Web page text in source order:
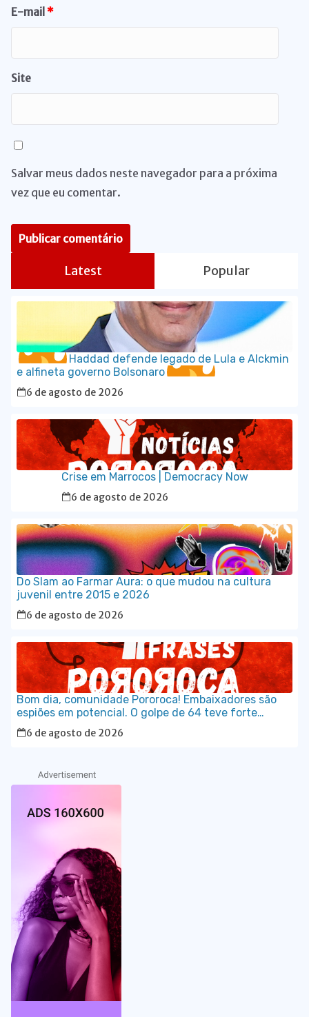
E-mail*
Site
Salvar meus dados neste navegador para a próxima
vez que eu comentar.
Latest Popular
Haddad defende legado de Lula e Alckmin
e alfineta governo Bolsonaro
6 de agosto de 2026
Crise em Marrocos | Democracy Now
6 de agosto de 2026
Do Slam ao Farmar Aura: o que mudou na cultura
juvenil entre 2015 e 2026
6 de agosto de 2026
Bom dia, comunidade Pororoca! Embaixadores são
espiões em potencial. O golpe de 64 teve forte
participação da embaixada estadunidense; o
governo está certíssimo em ser rigoroso na
6 de agosto de 2026